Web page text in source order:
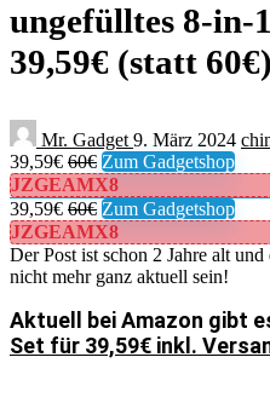
ungefülltes 8-in-
39,59€ (statt 60€)
Mr. Gadget 9. März 2024
39,59€ 60€ Zum Gadgetshop
JZGEAMX8
39,59€ 60€ Zum Gadgetshop
JZGEAMX8
Der Post ist schon 2 Jahre alt
nicht mehr ganz aktuell sein!
Aktuell bei Amazon gibt
Set für 39,59€ inkl.